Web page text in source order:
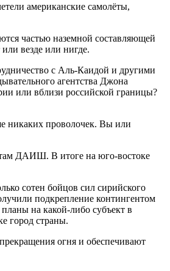
американские самолёты,
частью наземной составляющей
везде или нигде.
с Аль-Каидой и другими
агентства Джона
или вблизи российской границы?
никаких проволочек. Вы или
ДАИШ. В итоге на юго-востоке
сотен бойцов сил сирийского
подкрепление контингентом
на какой-либо субъект в
город страны.
огня и обеспечивают